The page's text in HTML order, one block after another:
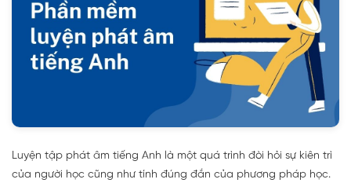
Luyện tập phát âm tiếng Anh là một quá trình đòi hỏi sự kiên trì
của người học cũng như tính đúng đắn của phương pháp học.